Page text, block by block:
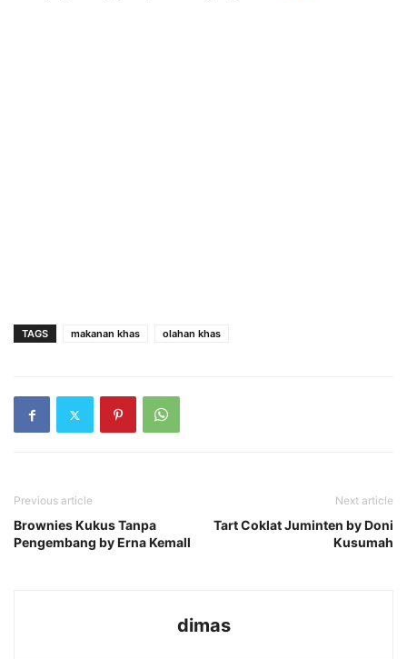
TAGS makanan khas olahan khas
Previous article
Brownies Kukus Tanpa
Pengembang by Erna Kemall
Next article
Tart Coklat Juminten by Doni
Kusumah
dimas